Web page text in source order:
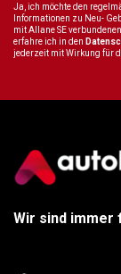
Ja, ich möchte den
Informationen zu Neu-
mit Allane SE verbundenen
erfahre ich in den
jederzeit mit Wirkung für
Wir sind immer